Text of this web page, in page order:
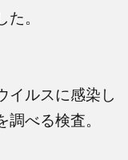
。
イルスに感染し
べる検査。